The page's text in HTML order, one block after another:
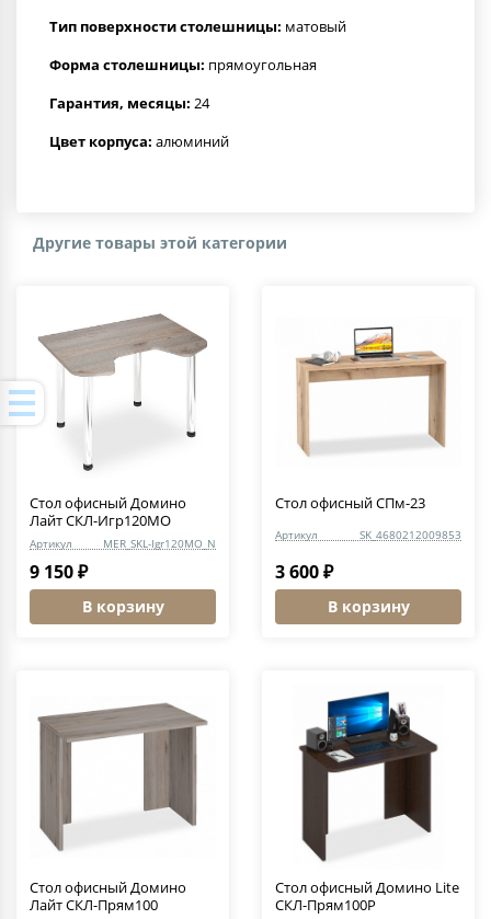
Тип поверхности столешницы: матовый
Форма столешницы: прямоугольная
Гарантия, месяцы: 24
Цвет корпуса: алюминий
Другие товары этой категории
Стол офисный Домино
Лайт СКЛ-Игр120МО
Артикул MER_SKL-Igr120MO_N
9 150 ₽
В корзину
Стол офисный СПм-23
Артикул SK_4680212009853
3 600 ₽
В корзину
Стол офисный Домино
Лайт СКЛ-Прям100
Стол офисный Домино Lite
СКЛ-Прям100Р